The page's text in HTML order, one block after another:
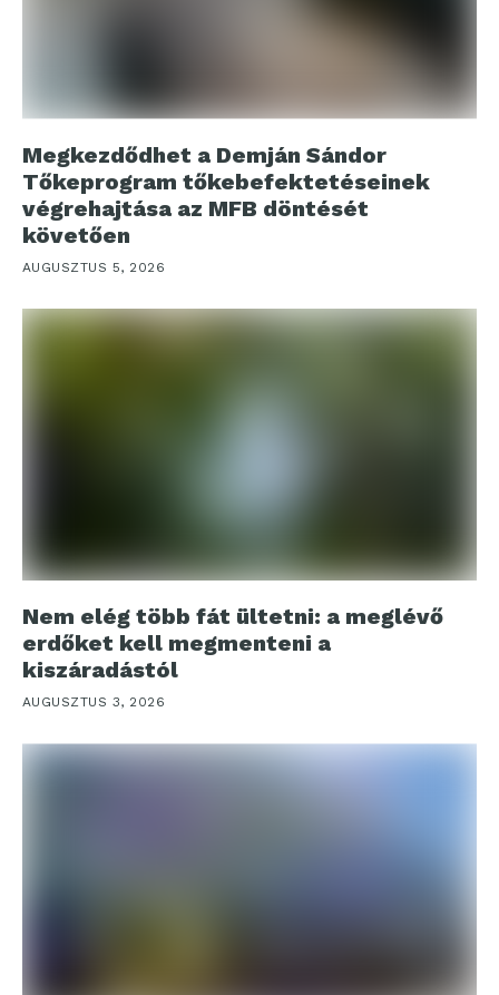
Megkezdődhet a Demján Sándor
Tőkeprogram tőkebefektetéseinek
végrehajtása az MFB döntését
követően
AUGUSZTUS 5, 2026
Nem elég több fát ültetni: a meglévő
erdőket kell megmenteni a
kiszáradástól
AUGUSZTUS 3, 2026